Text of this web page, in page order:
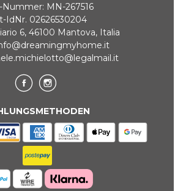
Nummer: MN-267516
IdNr. 02626530204
6, 46100 Mantova, Italia